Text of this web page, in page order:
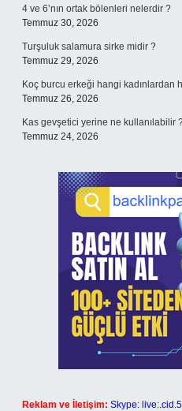
4 ve 6’nın ortak bölenleri nelerdir ?
Temmuz 30, 2026
Turşuluk salamura sirke midir ?
Temmuz 29, 2026
Koç burcu erkeği hangi kadınlardan
Temmuz 26, 2026
Kas gevşetici yerine ne kullanılabilir
Temmuz 24, 2026
Reklam ve İletişim: Skype: